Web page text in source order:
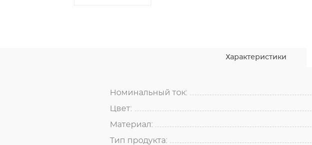
Характеристики
Номинальный ток:
Цвет:
Материал:
Тип продукта: